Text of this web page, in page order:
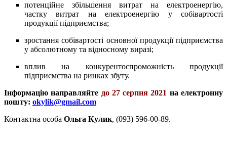
потенційне збільшення витрат на електроенергію,
частку витрат на електроенергію у собівартості
продукції підприємства;
зростання собівартості основної продукції підприємства
у абсолютному та відносному виразі;
вплив на конкурентоспроможність продукції
підприємства на ринках збуту.
Інформацію направляйте до 27 серпня 2021 на електронну
пошту: okylik@gmail.com
Контактна особа Ольга Кулик, (093) 596-00-89.